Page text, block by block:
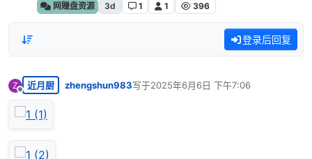
网赚盘资源 3d 1 1 396
登录后回复
Z
离线
近月厨 zhengshun983写于2025年6月6日 下午7:06
最后由 编辑